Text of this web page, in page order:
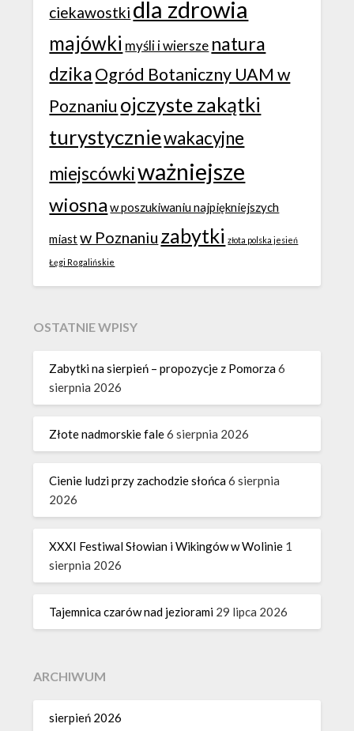
ciekawostki dla zdrowia
majówki myśli i wiersze natura
dzikaOgród Botaniczny UAM w
Poznaniu ojczyste zakątki
turystyczniewakacyjne
miejscówkiważniejsze
wiosna w poszukiwaniu najpiękniejszych
miastw Poznaniu zabytki złota polska jesień
Łęgi Rogalińskie
OSTATNIE WPISY
Zabytki na sierpień – propozycje z Pomorza6
sierpnia 2026
Złote nadmorskie fale6 sierpnia 2026
Cienie ludzi przy zachodzie słońca6 sierpnia
2026
XXXI Festiwal Słowian i Wikingów w Wolinie 1
sierpnia 2026
Tajemnica czarów nad jeziorami 29 lipca 2026
ARCHIWUM
sierpień 2026